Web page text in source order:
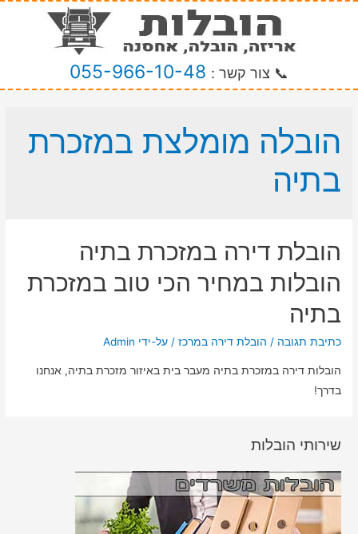
📞 צור קשר : 055-966-10-48
הובלה מומלצת במזכרת
בתיה
הובלת דירה במזכרת בתיה
הובלות במחיר הכי טוב במזכרת
בתיה
כתיבת תגובה / הובלת דירה במרכז / על-ידי Admin
הובלות דירה במזכרת בתיה מעבר בית באיזור מזכרת בתיה, אנחנו
בדרך!
שירותי הובלות